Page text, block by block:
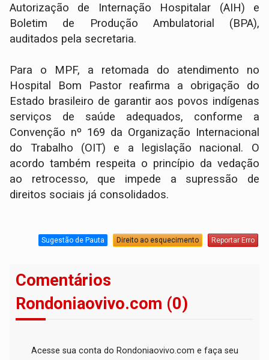
Autorização de Internação Hospitalar (AIH) e
Boletim de Produção Ambulatorial (BPA),
auditados pela secretaria.
Para o MPF, a retomada do atendimento no
Hospital Bom Pastor reafirma a obrigação do
Estado brasileiro de garantir aos povos indígenas
serviços de saúde adequados, conforme a
Convenção nº 169 da Organização Internacional
do Trabalho (OIT) e a legislação nacional. O
acordo também respeita o princípio da vedação
ao retrocesso, que impede a supressão de
direitos sociais já consolidados.
Sugestão de Pauta Direito ao esquecimento Reportar Erro
Comentários
Rondoniaovivo.com (0)
Acesse sua conta do Rondoniaovivo.com e faça seu